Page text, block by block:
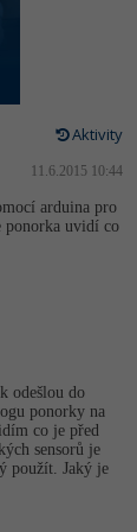
Aktivity
11.6.2015 10:44
arduina pro
ponorka uvidí co
odešlou do
ponorky na
co je před
sensorů je
použít. Jaký je